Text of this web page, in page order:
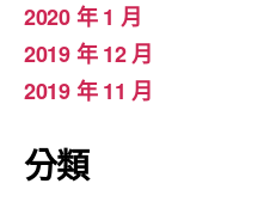
2020 年 1 月
2019 年 12 月
2019 年 11 月
分類